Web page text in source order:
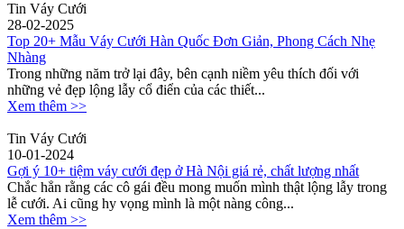
Tin Váy Cưới
28-02-2025
Top 20+ Mẫu Váy Cưới Hàn Quốc Đơn Giản, Phong Cách Nhẹ
Nhàng
Trong những năm trở lại đây, bên cạnh niềm yêu thích đối với
những vẻ đẹp lộng lẫy cổ điển của các thiết...
Xem thêm >>
Tin Váy Cưới
10-01-2024
Gợi ý 10+ tiệm váy cưới đẹp ở Hà Nội giá rẻ, chất lượng nhất
Chắc hẳn rằng các cô gái đều mong muốn mình thật lộng lẫy trong
lễ cưới. Ai cũng hy vọng mình là một nàng công...
Xem thêm >>